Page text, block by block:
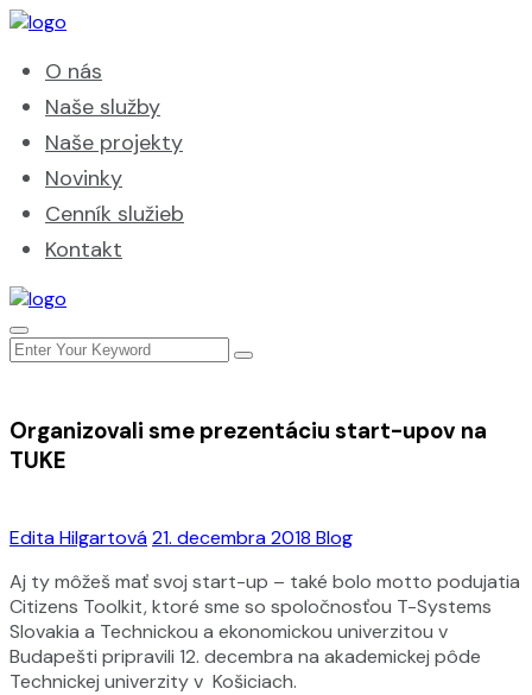
O nás
Naše služby
Naše projekty
Novinky
Cenník služieb
Kontakt
Edita Hilgartová21. decembra 2018 Blog
Organizovali sme prezentáciu start-upov na
TUKE
Aj ty môžeš mať svoj start-up – také bolo motto podujatia
Citizens Toolkit, ktoré sme so spoločnosťou T-Systems
Slovakia a Technickou a ekonomickou univerzitou v
Budapešti pripravili 12. decembra na akademickej pôde
Technickej univerzity v Košiciach.